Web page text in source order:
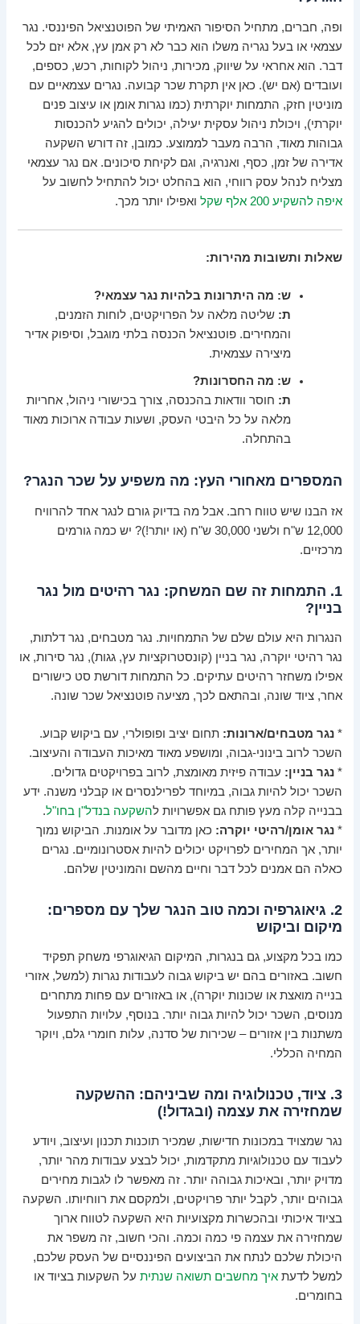
ופה, חברים, מתחיל הסיפור האמיתי של הפוטנציאל הפיננסי. נגר
עצמאי או בעל נגריה משלו הוא כבר לא רק אמן עץ, אלא יזם לכל
דבר. הוא אחראי על שיווק, מכירות, ניהול לקוחות, רכש, כספים,
ועובדים (אם יש). כאן אין תקרת שכר קבועה. נגרים עצמאיים עם
מוניטין חזק, התמחות יוקרתית (כמו נגרות אומן או עיצוב פנים
יוקרתי), ויכולת ניהול עסקית יעילה, יכולים להגיע להכנסות
גבוהות מאוד, הרבה מעבר לממוצע. כמובן, זה דורש השקעה
אדירה של זמן, כסף, ואנרגיה, וגם לקיחת סיכונים. אם נגר עצמאי
מצליח לנהל עסק רווחי, הוא בהחלט יכול להתחיל לחשוב על
איפה להשקיע 200 אלף שקל
ואפילו יותר מכך.
שאלות ותשובות מהירות:
ש: מה היתרונות בלהיות נגר עצמאי?
ת: שליטה מלאה על הפרויקטים, לוחות הזמנים,
והמחירים. פוטנציאל הכנסה בלתי מוגבל, וסיפוק אדיר
מיצירה עצמאית.
ש: מה החסרונות?
ת: חוסר וודאות בהכנסה, צורך בכישורי ניהול, אחריות
מלאה על כל היבטי העסק, ושעות עבודה ארוכות מאוד
בהתחלה.
המספרים מאחורי העץ: מה משפיע על שכר הנגר?
אז הבנו שיש טווח רחב. אבל מה בדיוק גורם לנגר אחד להרוויח
12,000 ש"ח ולשני 30,000 ש"ח (או יותר!)? יש כמה גורמים
מרכזיים.
1. התמחות זה שם המשחק: נגר רהיטים מול נגר
בניין?
הנגרות היא עולם שלם של התמחויות. נגר מטבחים, נגר דלתות,
נגר רהיטי יוקרה, נגר בניין (קונסטרוקציות עץ, גגות), נגר סירות, או
אפילו משחזר רהיטים עתיקים. כל התמחות דורשת סט כישורים
אחר, ציוד שונה, ובהתאם לכך, מציעה פוטנציאל שכר שונה.
*נגר מטבחים/ארונות: תחום יציב ופופולרי, עם ביקוש קבוע.
השכר לרוב בינוני-גבוה, ומושפע מאוד מאיכות העבודה והעיצוב.
*נגר בניין: עבודה פיזית מאומצת, לרוב בפרויקטים גדולים.
השכר יכול להיות גבוה, במיוחד לפרילנסרים או קבלני משנה. ידע
בבנייה קלה מעץ פותח גם אפשרויות להשקעה בנדל"ן בחו"ל.
*נגר אומן/רהיטי יוקרה: כאן מדובר על אומנות. הביקוש נמוך
יותר, אך המחירים לפרויקט יכולים להיות אסטרונומיים. נגרים
כאלה הם אמנים לכל דבר וחיים מהשם והמוניטין שלהם.
2. גיאוגרפיה וכמה טוב הנגר שלך עם מספרים:
מיקום וביקוש
כמו בכל מקצוע, גם בנגרות, המיקום הגיאוגרפי משחק תפקיד
חשוב. באזורים בהם יש ביקוש גבוה לעבודות נגרות (למשל, אזורי
בנייה מואצת או שכונות יוקרה), או באזורים עם פחות מתחרים
מנוסים, השכר יכול להיות גבוה יותר. בנוסף, עלויות התפעול
משתנות בין אזורים – שכירות של סדנה, עלות חומרי גלם, ויוקר
המחיה הכללי.
3. ציוד, טכנולוגיה ומה שביניהם: ההשקעה
שמחזירה את עצמה (ובגדול!)
נגר שמצויד במכונות חדישות, שמכיר תוכנות תכנון ועיצוב, ויודע
לעבוד עם טכנולוגיות מתקדמות, יכול לבצע עבודות מהר יותר,
מדויק יותר, ובאיכות גבוהה יותר. זה מאפשר לו לגבות מחירים
גבוהים יותר, לקבל יותר פרויקטים, ולמקסם את רווחיותו. השקעה
בציוד איכותי ובהכשרות מקצועיות היא השקעה לטווח ארוך
שמחזירה את עצמה פי כמה וכמה. והכי חשוב, זה משפר את
היכולת שלכם לנתח את הביצועים הפיננסיים של העסק שלכם,
למשל לדעתאיך מחשבים תשואה שנתית על השקעות בציוד או
בחומרים.